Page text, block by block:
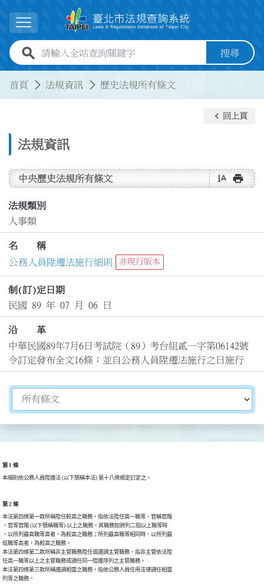
展開選單
全站查詢關鍵字欄位 搜尋
首頁 法規資訊 歷史法規所有條文
法規資訊
keyboard_arrow_left 回上頁
中央歷史法規所有條文 text_rotate_vertical print
法規類別
人事類
名 稱
公務人員陞遷法施行細則
非現行版本
制(訂)定日期
民國 89 年 07 月 06 日
沿 革
中華民國89年7月6日考試院（89）考台組貳一字第06142號
令訂定發布全文16條；並自公務人員陞遷法施行之日施行
切換選擇法規資訊內容
第 1 條
本細則依公務人員陞遷法 (以下簡稱本法) 第十八條規定訂定之。
第 2 條
本法第四條第一款所稱陞任較高之職務，指依法陞任高一職等、官稱官階
、官等官階 (以下簡稱職等) 以上之職務。其職務如跨列二個以上職等時
，以所列最高職等高者，為較高之職務；所列最高職等相同時，以所列最
低職等高者，為較高之職務。
本法第四條第二款所稱非主管職務陞任或遷調主管職務，指非主管依法陞
任高一職等以上之主管職務或調任同一陞遷序列之主管職務。
本法第四條第三款所稱遷調相當之職務，指依公務人員任用法律調任相當
列等之職務。